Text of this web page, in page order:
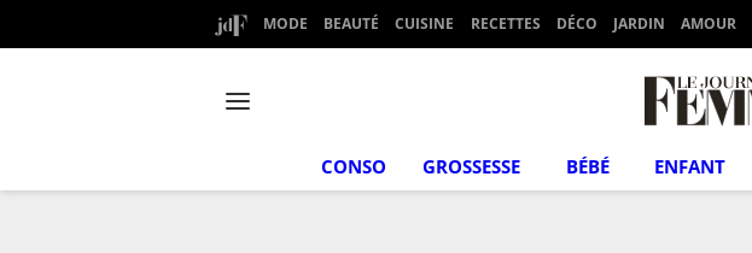
MODE BEAUTÉ CUISINE RECETTES DÉCO JARDIN AMOUR
CONSO GROSSESSE BÉBÉ ENFANT